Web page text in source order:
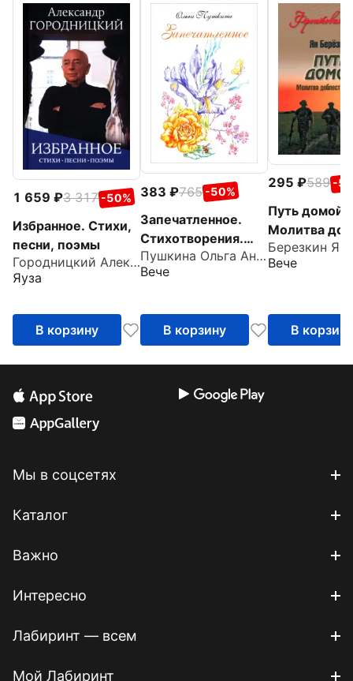
1 659 3 317 -50%
Избранное. Стихи,
песни, поэмы
Городницкий Александр Моисеевич
Яуза
В корзину
383 765 -50%
Запечатленное.
Стихотворения.
Избранное
Пушкина Ольга Анатольевна
Вече
В корзину
295 589 -
Путь домой.
Молитва
русской
Березкин Ян
Вече
В корзину
Мы в соцсетях
Каталог
Важно
Интересно
Лабиринт — всем
Мой Лабиринт